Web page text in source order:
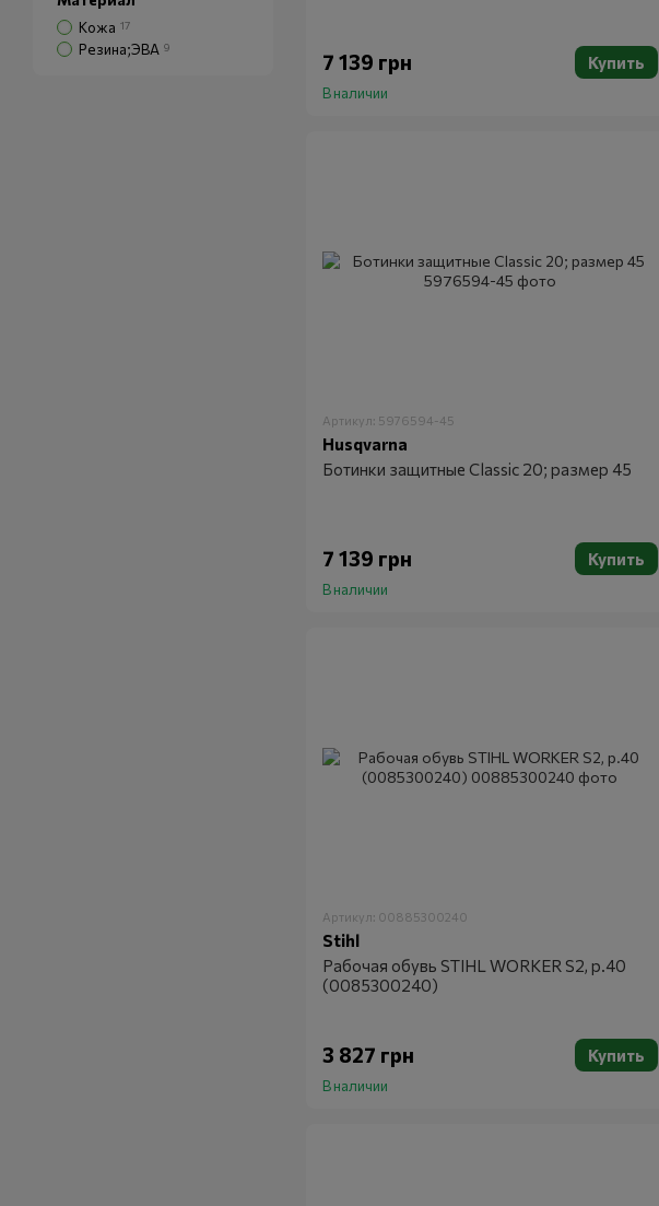
7 139 грн Купить
В наличии
Артикул: 5976594-45
Husqvarna
Ботинки защитные Classic 20; размер 45
7 139 грн Купить
В наличии
Артикул: 00885300240
Stihl
Рабочая обувь STIHL WORKER S2, р.40
(0085300240)
3 827 грн Купить
В наличии
Кожа 17
Резина;ЭВА 9